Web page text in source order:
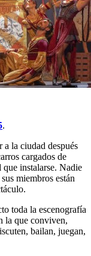
.
la ciudad después
cargados de
instalarse. Nadie
miembros están
toda la escenografía
la que conviven,
bailan, juegan,